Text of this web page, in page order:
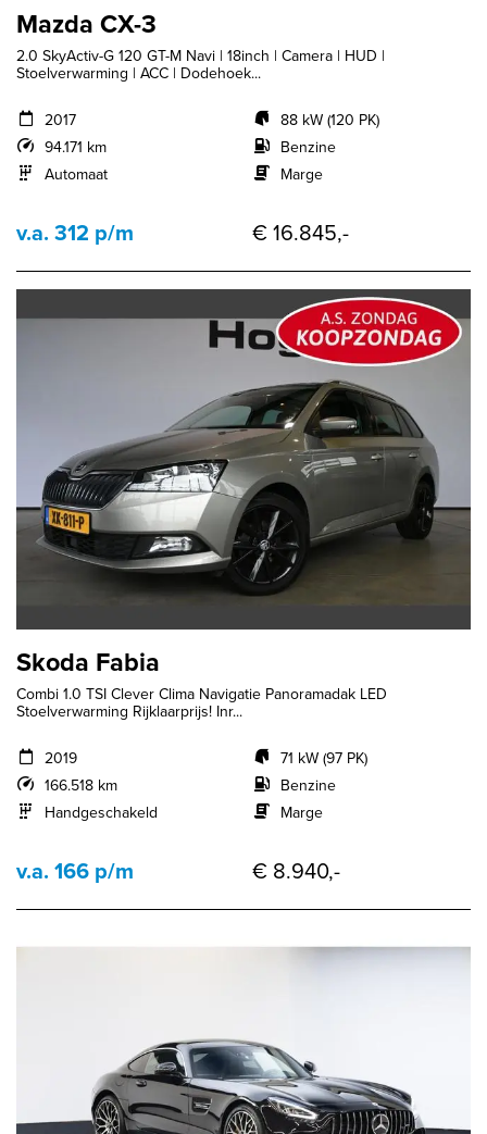
Mazda CX-3
2.0 SkyActiv-G 120 GT-M Navi | 18inch | Camera | HUD |
Stoelverwarming | ACC | Dodehoek...
2017
94.171 km
Automaat
88 kW (120 PK)
Benzine
Marge
v.a. 312 p/m € 16.845,-
Skoda Fabia
Combi 1.0 TSI Clever Clima Navigatie Panoramadak LED
Stoelverwarming Rijklaarprijs! Inr...
2019
166.518 km
Handgeschakeld
71 kW (97 PK)
Benzine
Marge
v.a. 166 p/m € 8.940,-